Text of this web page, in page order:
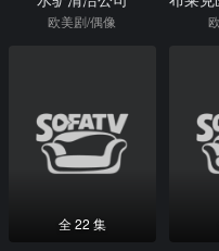
欧美剧/偶像
全 22 集